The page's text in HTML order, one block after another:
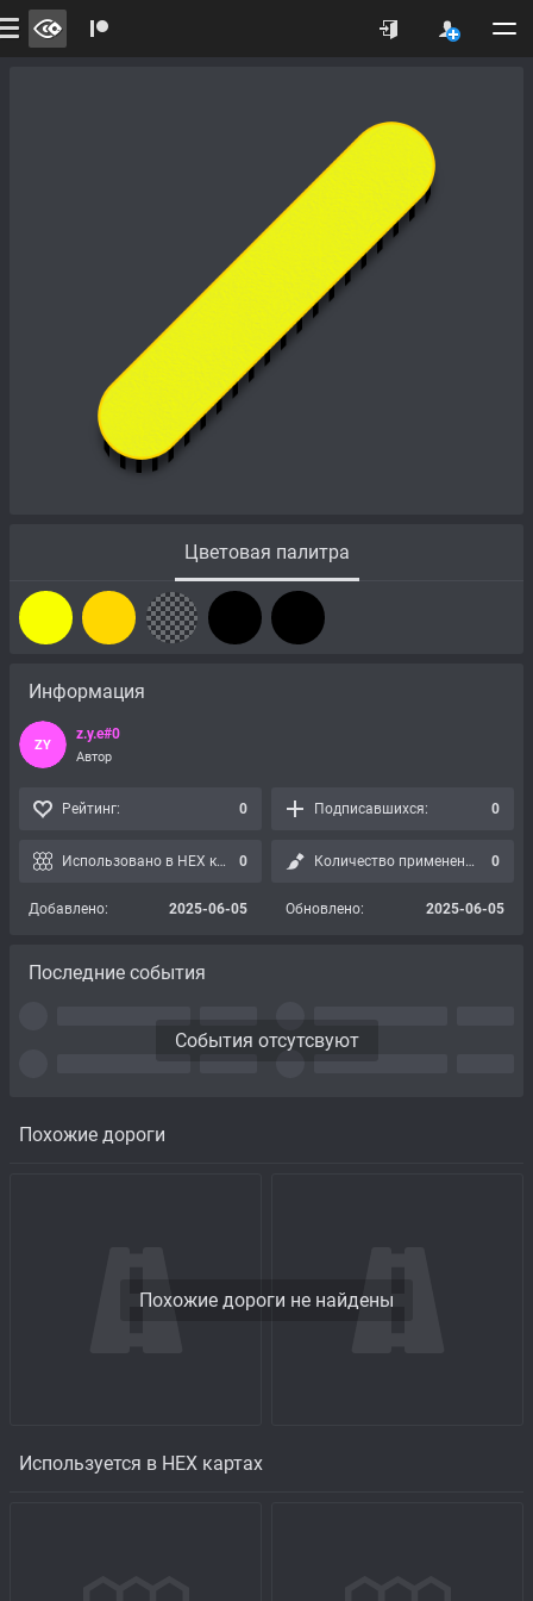
Цветовая палитра
Похожие дороги
Похожие дороги не найдены
Используется в HEX картах
Информация
ZY
z.y.e#0
Автор
Рейтинг: 0 Подписавшихся: 0
Использовано в HEX картах: 0 Количество применений: 0
Добавлено: 2025-06-05 Обновлено: 2025-06-05
Последние события
События отсутсвуют